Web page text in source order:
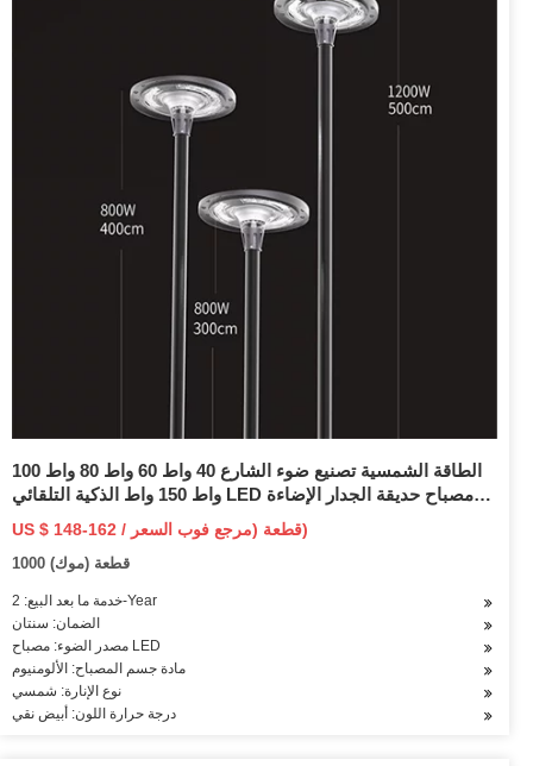
الطاقة الشمسية تصنيع ضوء الشارع 40 واط 60 واط 80 واط 100
واط 150 واط الذكية التلقائي LED مصباح حديقة الجدار الإضاءة
في الهواء الطلق
US $ 148-162 / قطعة (مرجع فوب السعر)
1000 قطعة (موك)
خدمة ما بعد البيع: 2-Year
الضمان: سنتان
مصدر الضوء: مصباح LED
مادة جسم المصباح: الألومنيوم
نوع الإنارة: شمسي
درجة حرارة اللون: أبيض نقي